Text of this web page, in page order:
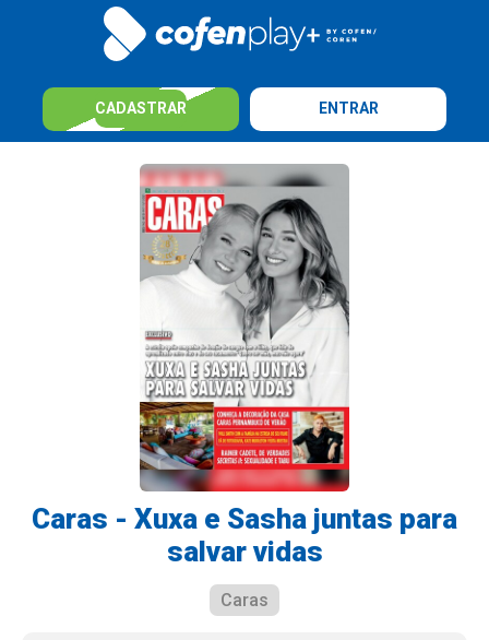
CADASTRAR ENTRAR
Caras - Xuxa e Sasha juntas para
salvar vidas
Caras